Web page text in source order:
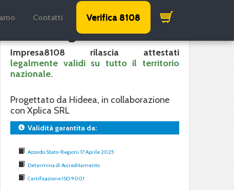
Contatti Verifica 8108
Validità garantita
Impresa8108 rilascia attestati
legalmente validi su tutto il territorio
nazionale.
Progettato da Hideea, in collaborazione
con Xplica SRL
Validità garantita da:
Accordo Stato-Regioni 17 Aprile 2025
Determina di Accreditamento
Certificazione ISO 9001